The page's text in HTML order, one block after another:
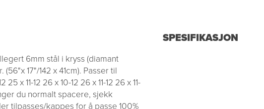
6mm stål i kryss (diamant
17"/142 x 41cm). Passer til
x 11-12 26 x 10-12 26 x 11-12 26 x 11-
du normalt spacere, sjekk
tilpasses/kappes for å passe 100%
SPESIFIKASJON